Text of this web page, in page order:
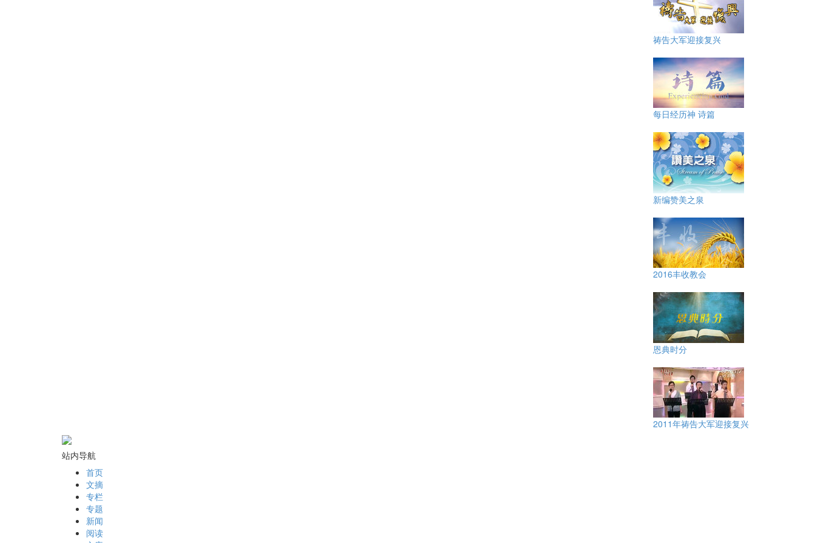
祷告大军迎接复兴
每日经历神 诗篇
新编赞美之泉
2016丰收教会
恩典时分
2011年祷告大军迎接复兴
站内导航
首页
文摘
专栏
专题
新闻
阅读